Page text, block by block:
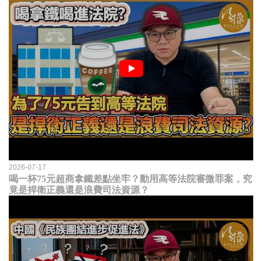
2026-07-17
喝一杯75元超商拿鐵差點坐牢？動用高等法院審微罪案，究
竟是捍衛正義還是浪費司法資源？